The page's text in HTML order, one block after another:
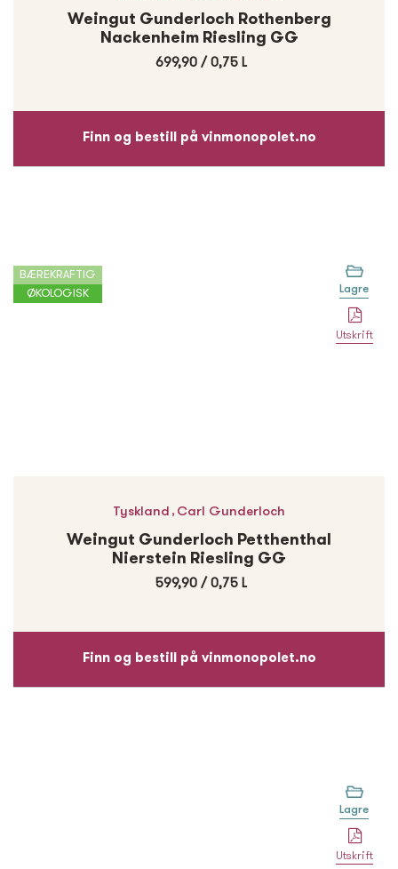
Finn og bestill på vinmonopolet.no
Weingut Gunderloch Rothenberg
Nackenheim Riesling GG
699,90 / 0,75 L
Utskrift
BÆREKRAFTIG
ØKOLOGISK
Tyskland , Carl Gunderloch
Finn og bestill på vinmonopolet.no
Weingut Gunderloch Petthenthal
Nierstein Riesling GG
599,90 / 0,75 L
Lagre
Utskrift
Lagre